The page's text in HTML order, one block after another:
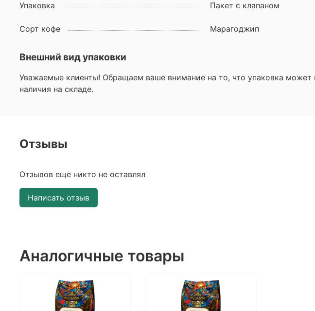
Упаковка Пакет с клапаном
Сорт кофе Марагоджип
Внешний вид упаковки
Уважаемые клиенты! Обращаем ваше внимание на то, что упаковка
наличия на складе.
Отзывы
Отзывов еще никто не оставлял
Написать отзыв
Аналогичные товары